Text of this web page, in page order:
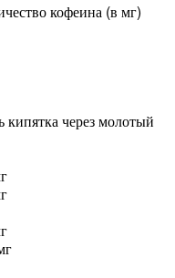
кофеина (в мг)
через молотый